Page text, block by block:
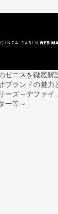
ゼニスを徹底解
ブランドの魅力
ーズ～デファイ
ー等～